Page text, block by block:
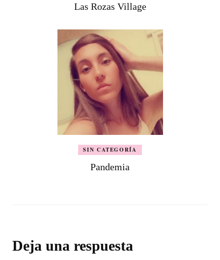
Las Rozas Village
SIN CATEGORÍA
Pandemia
Deja una respuesta